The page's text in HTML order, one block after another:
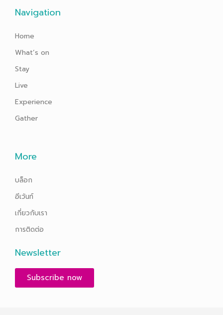
k
r
Navigation
Home
What’s on
Stay
Live
Experience
Gather
More
บล็อก
อีเว้นท์
เกี่ยวกับเรา
การติดต่อ
Newsletter
Subscribe now